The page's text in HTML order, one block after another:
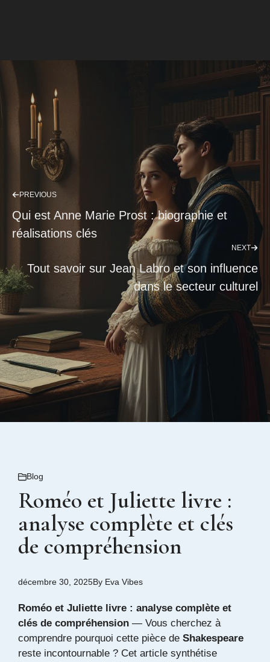
PREVIOUS
Qui est Anne Marie Prost : biographie et
réalisations clés
NEXT
Tout savoir sur Jean Labro et son influence
dans le secteur culturel
Blog
Roméo et Juliette livre :
analyse complète et clés
de compréhension
décembre 30, 2025By Eva Vibes
Roméo et Juliette livre : analyse complète et
clés de compréhension — Vous cherchez à
comprendre pourquoi cette pièce de Shakespeare
reste incontournable ? Cet article synthétise